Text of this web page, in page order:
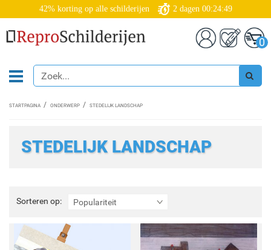
42% korting op alle schilderijen 2 dagen 00:24:47
0
STARTPAGINA ONDERWERP STEDELIJK LANDSCHAP
STEDELIJK LANDSCHAP
Sorteren op: Populariteit
Sorteren
op: